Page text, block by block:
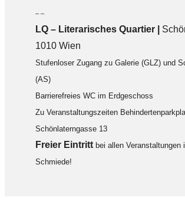
– –
LQ –Literarisches Quartier |
1010 Wien
Stufenloser Zugang zu Galerie (GLZ) und
(AS)
Barrierefreies WC im Erdgeschoss
Zu Veranstaltungszeiten
Schönlaterngasse 13
Freier Eintritt bei allen Veranstaltungen
Schmiede!